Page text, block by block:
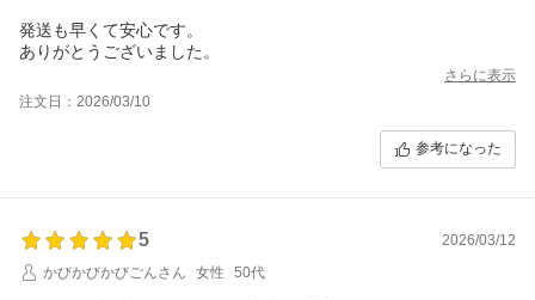
発送も早くて安心です。
ありがとうございました。
さらに表示
注文日：2026/03/10
参考になった
5
2026/03/12
かびかびかびごんさん
女性 50代